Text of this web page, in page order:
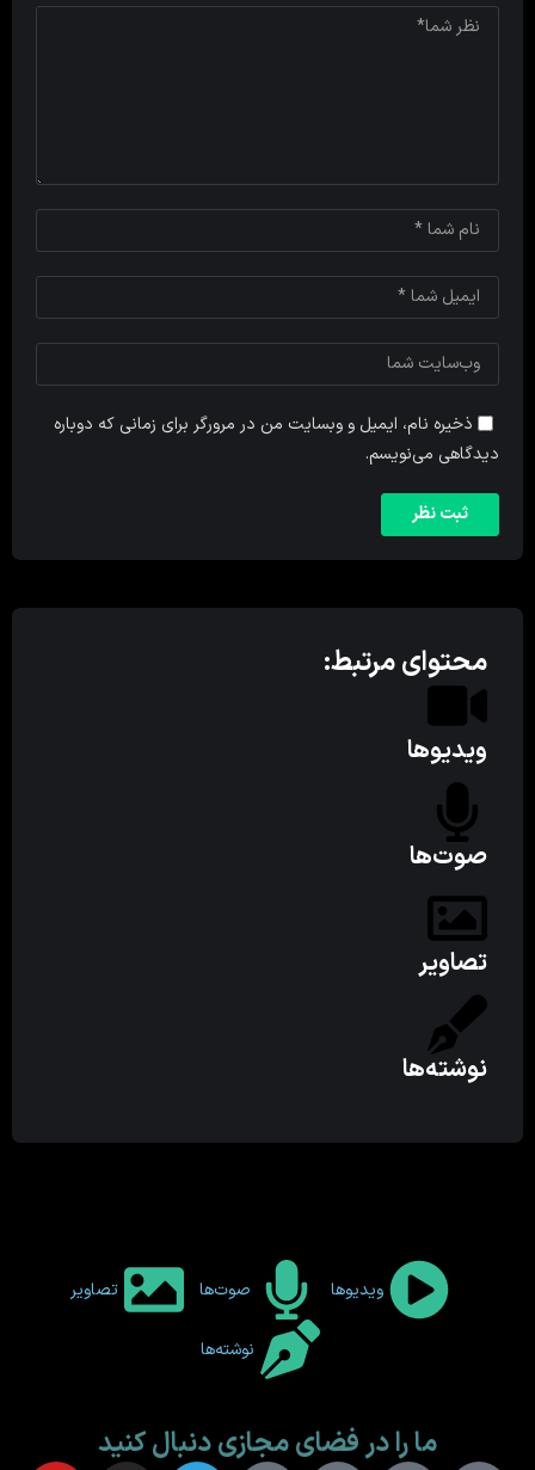
ذخیره نام، ایمیل و وبسایت من در مرورگر برای زمانی که دوباره
دیدگاهی می‌نویسم.
محتوای مرتبط:
ویدیوها
صوت‌ها
تصاویر
نوشته‌ها
ویدیوها صوت‌ها تصاویر
نوشته‌ها
ما را در فضای مجازی دنبال کنید